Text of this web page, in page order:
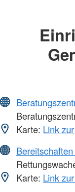
Karte: Link
Karte: Link